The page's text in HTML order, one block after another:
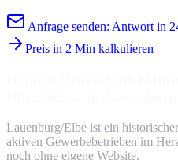
Anfrage senden: Antwort in
Preis in 2 Min kalkulieren
Lauenburg/Elbe ist ein
aktiven Gewerbebetrieben im
noch ohne eigene Website.